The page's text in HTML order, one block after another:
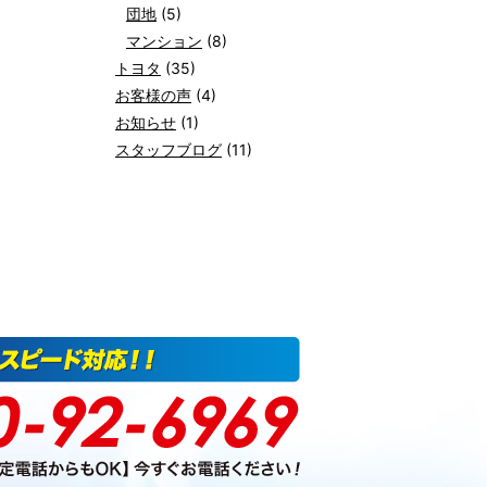
団地 (5)
マンション (8)
トヨタ (35)
お客様の声 (4)
お知らせ (1)
スタッフブログ (11)